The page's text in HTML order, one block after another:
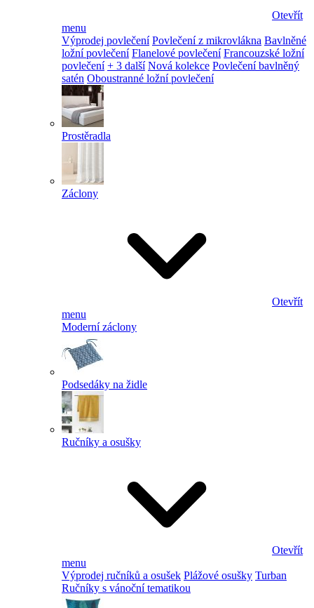
Otevřít
menu
Výprodej povlečení Povlečení z mikrovlákna Bavlněné
ložní povlečení Flanelové povlečení Francouzské ložní
povlečení + 3 další Nová kolekce Povlečení bavlněný
satén Oboustranné ložní povlečení
Prostěradla
Záclony
Otevřít
menu
Moderní záclony
Podsedáky na židle
Ručníky a osušky
Otevřít
menu
Výprodej ručníků a osušek Plážové osušky Turban
Ručníky s vánoční tematikou